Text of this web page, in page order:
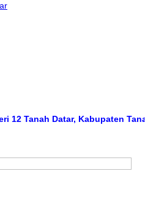
Tanah Datar, Kabupaten Tanah